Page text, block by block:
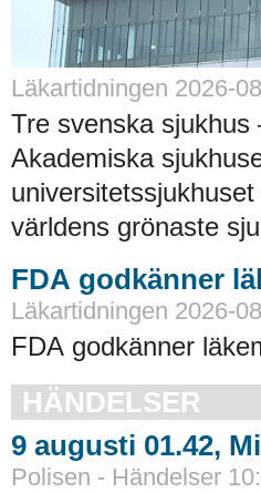
Läkartidningen 2026-
Tre svenska
Akademiska
världens grönaste
FDA godkänner
Läkartidningen 2026-
FDA godkänner
HÄNDELSER
9 augusti 01.42,
Polisen - Händelser